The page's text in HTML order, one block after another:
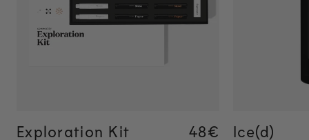
Exploration Kit Regular price
48€
Regular price
48€ Ice(d)